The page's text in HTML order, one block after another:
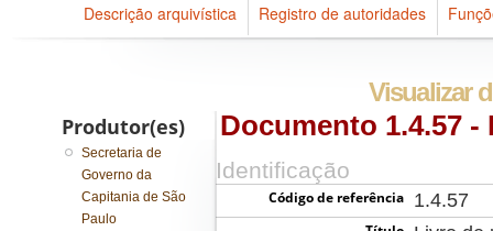
Descrição arquivística Registro de autoridades
Visualizar
Documento 1.4.57
Identificação
Código de referência 1.4.57
Produtor(es)
Secretaria de
Governo da
Capitania de São
Paulo